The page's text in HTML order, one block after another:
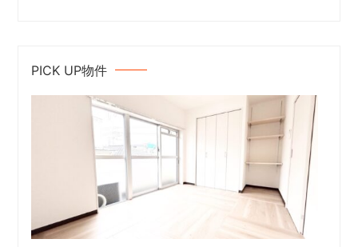
PICK UP物件